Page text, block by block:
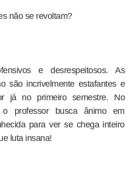
não se revoltam?
e desrespeitosos. As
são incrivelmente estafantes e
já no primeiro semestre. No
o professor busca ânimo em
para ver se chega inteiro
luta insana!